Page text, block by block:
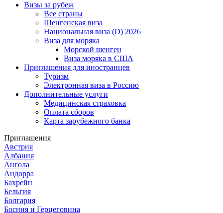
Визы за рубеж
Все страны
Шенгенская виза
Национальная виза (D) 2026
Виза для моряка
Морской шенген
Виза моряка в США
Приглашения для иностранцев
Туризм
Электронная виза в Россию
Дополнительные услуги
Медицинская страховка
Оплата сборов
Карта зарубежного банка
Приглашения
Австрия
Албания
Ангола
Андорра
Бахрейн
Бельгия
Болгария
Босния и Герцеговина